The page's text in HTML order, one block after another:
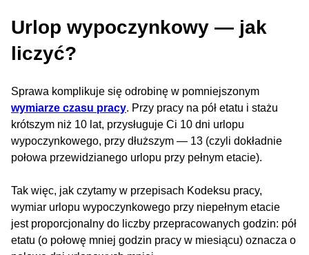
Urlop wypoczynkowy — jak
liczyć?
Sprawa komplikuje się odrobinę w pomniejszonym
wymiarze czasu pracy. Przy pracy na pół etatu i stażu
krótszym niż 10 lat, przysługuje Ci 10 dni urlopu
wypoczynkowego, przy dłuższym — 13 (czyli dokładnie
połowa przewidzianego urlopu przy pełnym etacie).
Tak więc, jak czytamy w przepisach Kodeksu pracy,
wymiar urlopu wypoczynkowego przy niepełnym etacie
jest proporcjonalny do liczby przepracowanych godzin: pół
etatu (o połowę mniej godzin pracy w miesiącu) oznacza o